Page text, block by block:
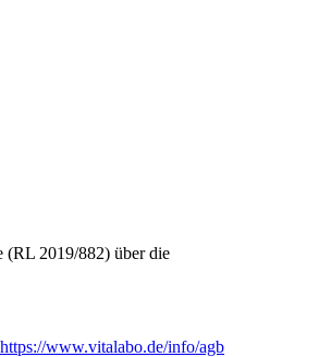
(RL 2019/882) über die
https://www.vitalabo.de/info/agb